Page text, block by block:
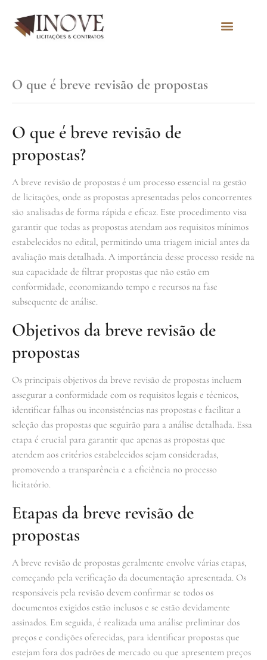
O que é breve revisão de propostas
O que é breve revisão de
propostas?
A breve revisão de propostas é um processo essencial na gestão
de licitações, onde as propostas apresentadas pelos concorrentes
são analisadas de forma rápida e eficaz. Este procedimento visa
garantir que todas as propostas atendam aos requisitos mínimos
estabelecidos no edital, permitindo uma triagem inicial antes da
avaliação mais detalhada. A importância desse processo reside na
sua capacidade de filtrar propostas que não estão em
conformidade, economizando tempo e recursos na fase
subsequente de análise.
Objetivos da breve revisão de
propostas
Os principais objetivos da breve revisão de propostas incluem
assegurar a conformidade com os requisitos legais e técnicos,
identificar falhas ou inconsistências nas propostas e facilitar a
seleção das propostas que seguirão para a análise detalhada. Essa
etapa é crucial para garantir que apenas as propostas que
atendem aos critérios estabelecidos sejam consideradas,
promovendo a transparência e a eficiência no processo
licitatório.
Etapas da breve revisão de
propostas
A breve revisão de propostas geralmente envolve várias etapas,
começando pela verificação da documentação apresentada. Os
responsáveis pela revisão devem confirmar se todos os
documentos exigidos estão inclusos e se estão devidamente
assinados. Em seguida, é realizada uma análise preliminar dos
preços e condições oferecidas, para identificar propostas que
estejam fora dos padrões de mercado ou que apresentem preços